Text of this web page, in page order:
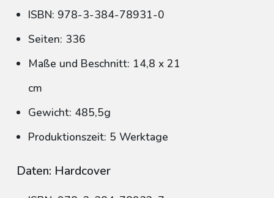
ISBN: 978-3-384-78931-0
Seiten: 336
Maße und Beschnitt: 14,8 x 21
cm
Gewicht: 485,5g
Produktionszeit: 5 Werktage
Daten: Hardcover